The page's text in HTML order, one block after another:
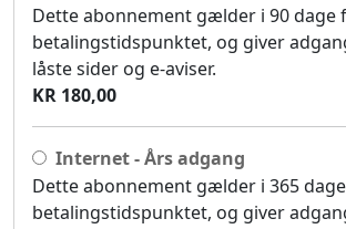
Dette abonnement gælder i 90 dage
betalingstidspunktet, og giver
låste sider og e-aviser.
KR 180,00
Internet - Års adgang
Dette abonnement gælder i 365
betalingstidspunktet, og giver